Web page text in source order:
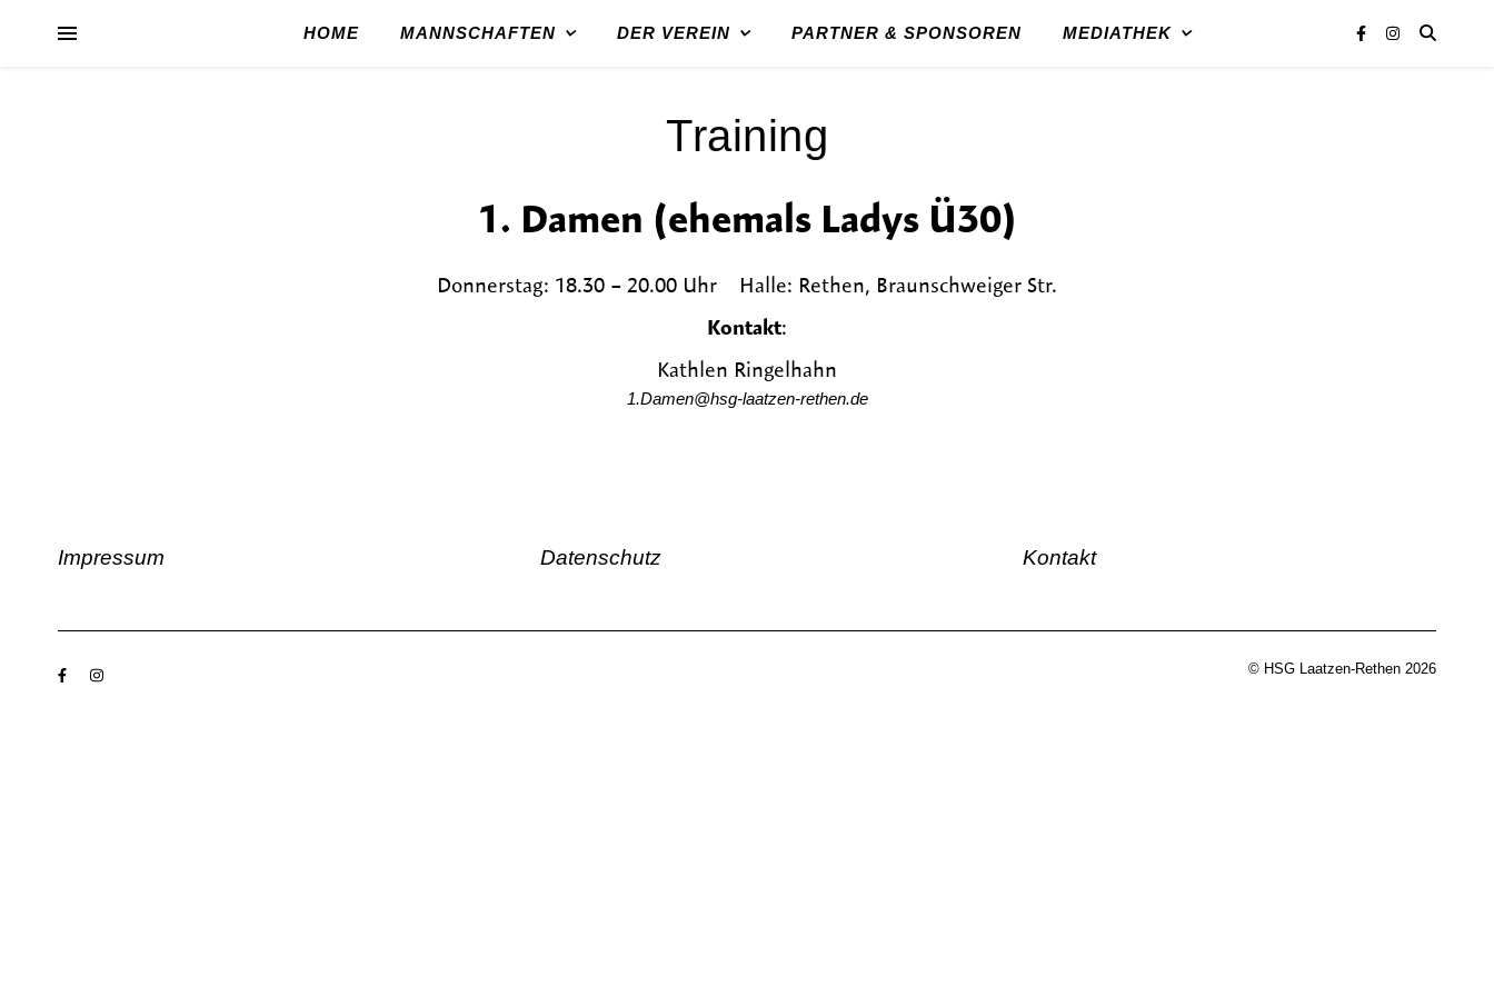
HOME MANNSCHAFTEN DER VEREIN PARTNER & SPONSOREN MEDIATHEK
Training
1. Damen (ehemals Ladys Ü30)
Donnerstag: 18.30 – 20.00 Uhr Halle: Rethen, Braunschweiger Str.
Kontakt:
Kathlen Ringelhahn
1.Damen@hsg-laatzen-rethen.de
Impressum Datenschutz Kontakt
© HSG Laatzen-Rethen 2026